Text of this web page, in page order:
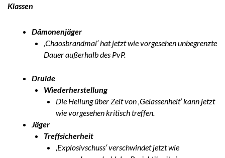
Klassen
Dämonenjäger
‚Chaosbrandmal‘ hat jetzt wie vorgesehen unbegrenzte
Dauer außerhalb des PvP.
Druide
Wiederherstellung
Die Heilung über Zeit von ‚Gelassenheit‘ kann jetzt
wie vorgesehen kritisch treffen.
Jäger
Treffsicherheit
‚Explosivschuss‘ verschwindet jetzt wie